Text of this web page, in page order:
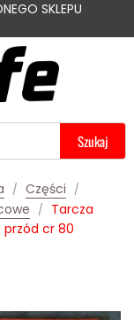
SKLEPU
Szukaj
Części
Tarcza
przód cr 80